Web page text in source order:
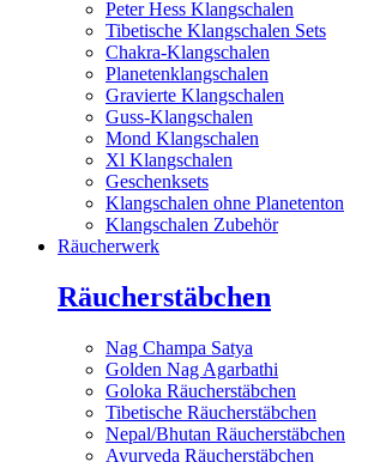
Peter Hess Klangschalen
Tibetische Klangschalen Sets
Chakra-Klangschalen
Planetenklangschalen
Gravierte Klangschalen
Guss-Klangschalen
Mond Klangschalen
Xl Klangschalen
Geschenksets
Klangschalen ohne Planetenton
Klangschalen Zubehör
Räucherwerk
Räucherstäbchen
Nag Champa Satya
Golden Nag Agarbathi
Goloka Räucherstäbchen
Tibetische Räucherstäbchen
Nepal/Bhutan Räucherstäbchen
Ayurveda Räucherstäbchen